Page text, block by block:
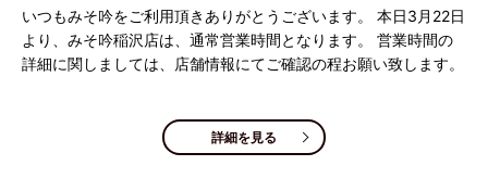
いつもみそ吟をご利用頂きありがとうございます。 本日3月22日
より、みそ吟稲沢店は、通常営業時間となります。 営業時間の
詳細に関しましては、店舗情報にてご確認の程お願い致します。
詳細を見る